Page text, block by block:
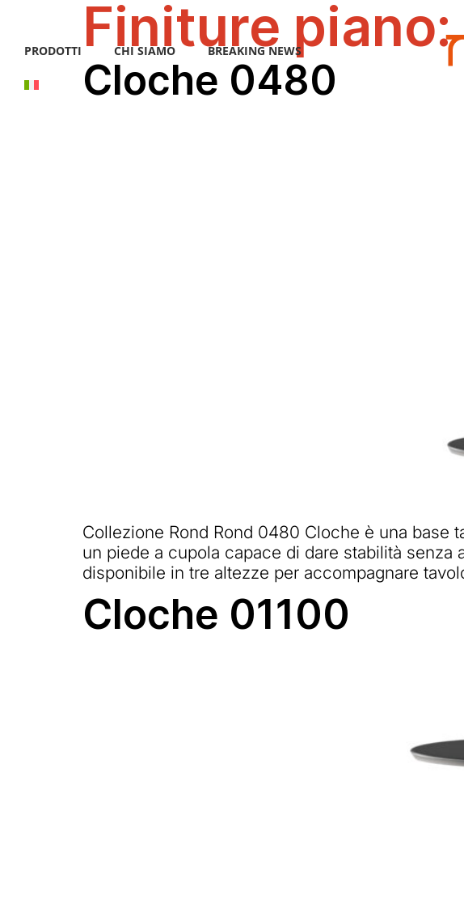
PRODOTTI CHI SIAMO BREAKING NEWS
Finiture piano:
Cloche 0480
Collezione Rond Rond 0480 Cloche è una base
un piede a cupola capace di dare stabilità
disponibile in tre altezze per accompagnare
Cloche 01100